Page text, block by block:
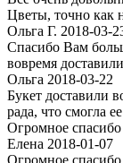
Цветы, точно как
Ольга Г. 2018-03-
Спасибо Вам
вовремя
Ольга 2018-03-22
Букет доставили
рада, что смогла
Огpомное
Елена 2018-01-07
Огромное